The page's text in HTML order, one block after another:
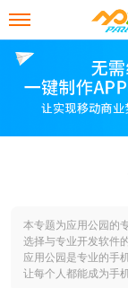
本专题为应用公园的
选择与专业开发软件
应用公园是专业的手
让每个人都能成为手